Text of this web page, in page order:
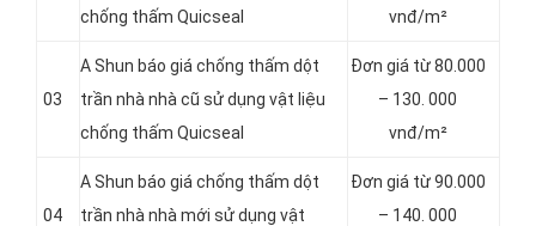
chống thấm Quicseal
vnđ/m²
03
A Shun báo giá chống thấm dột
trần nhà nhà cũ sử dụng vật liệu
chống thấm Quicseal
Đơn giá từ 80.000
– 130. 000
vnđ/m²
04
A Shun báo giá chống thấm dột
trần nhà nhà mới sử dụng vật
Đơn giá từ 90.000
– 140. 000